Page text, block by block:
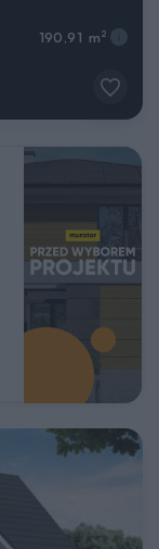
190,91 m 2